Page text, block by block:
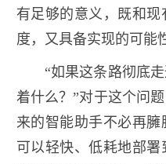
有足够的意义，既和
度，又具备实现的可能
“如果这条路彻底
着什么？”对于这个问
来的智能助手不必再
可以轻快、低耗地部